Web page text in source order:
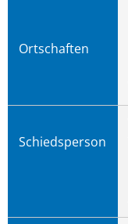
Ortschaften
Schiedsperson